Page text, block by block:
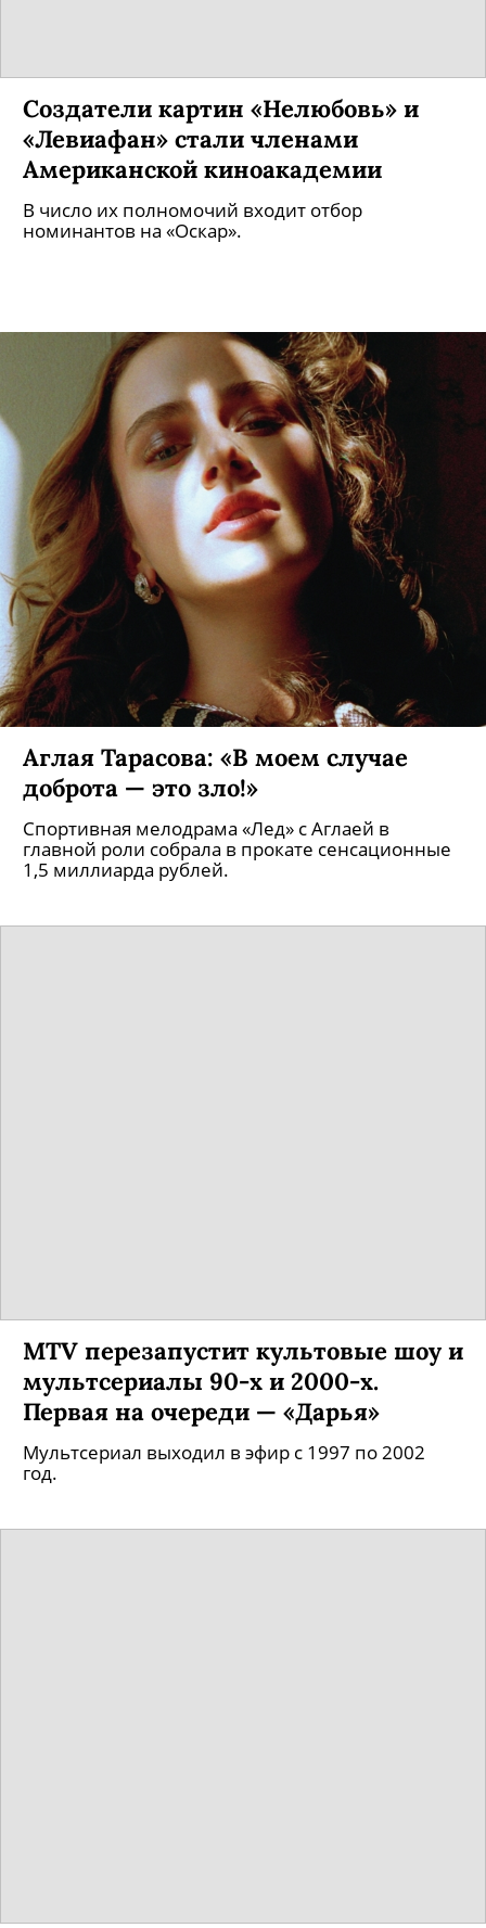
Создатели картин «Нелюбовь» и
«Левиафан» стали членами
Американской киноакадемии
В число их полномочий входит отбор
номинантов на «Оскар».
Аглая Тарасова: «В моем случае
доброта — это зло!»
Спортивная мелодрама «Лед» с Аглаей в
главной роли собрала в прокате сенсационные
1,5 миллиарда рублей.
MTV перезапустит культовые шоу и
мультсериалы 90-х и 2000-х.
Первая на очереди — «Дарья»
Мультсериал выходил в эфир с 1997 по 2002
год.